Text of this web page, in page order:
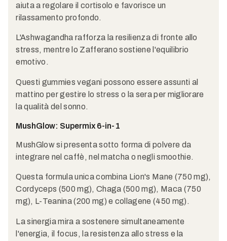
aiuta a regolare il cortisolo e favorisce un
rilassamento profondo.
L'Ashwagandha rafforza la resilienza di fronte allo
stress, mentre lo Zafferano sostiene l'equilibrio
emotivo.
Questi gummies vegani possono essere assunti al
mattino per gestire lo stress o la sera per migliorare
la qualità del sonno.
MushGlow: Supermix 6-in-1
MushGlow si presenta sotto forma di polvere da
integrare nel caffè, nel matcha o negli smoothie.
Questa formula unica combina Lion's Mane (750 mg),
Cordyceps (500 mg), Chaga (500 mg), Maca (750
mg), L-Teanina (200 mg) e collagene (450 mg).
La sinergia mira a sostenere simultaneamente
l'energia, il focus, la resistenza allo stress e la